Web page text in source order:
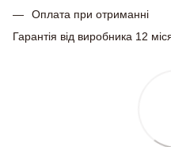
Оплата при отриманні
Гарантія від виробника 12